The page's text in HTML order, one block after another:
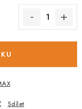
Sdílet